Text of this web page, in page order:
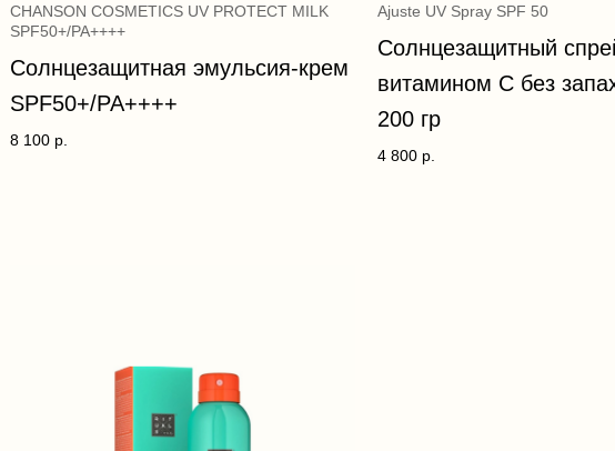
CHANSON COSMETICS UV PROTECT MILK
SPF50+/PA++++
Солнцезащитная эмульсия-крем
SPF50+/PA++++
8 100 р.
Ajuste UV Spray SPF 50
Солнцезащитный
витамином С без
200 гр
4 800 р.